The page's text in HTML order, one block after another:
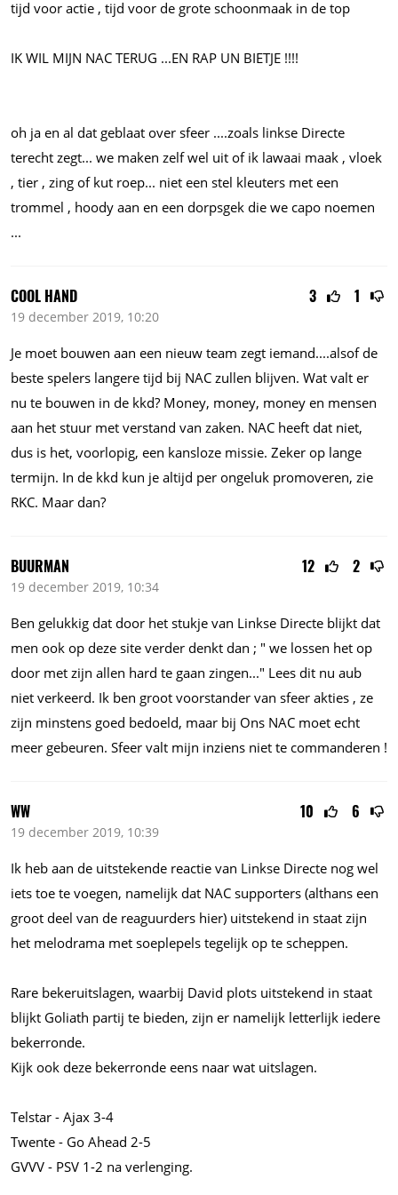
tijd voor actie , tijd voor de grote schoonmaak in de top
IK WIL MIJN NAC TERUG ...EN RAP UN BIETJE !!!!
oh ja en al dat geblaat over sfeer ....zoals linkse Directe
terecht zegt... we maken zelf wel uit of ik lawaai maak , vloek
, tier , zing of kut roep... niet een stel kleuters met een
trommel , hoody aan en een dorpsgek die we capo noemen
...
3 1
COOL HAND
19 december 2019, 10:20
Je moet bouwen aan een nieuw team zegt iemand....alsofde
beste spelers langere tijd bij NAC zullen blijven. Wat valt er
nu te bouwen in de kkd? Money, money, money en mensen
aan het stuur met verstand van zaken. NAC heeft dat niet,
dus is het, voorlopig, een kansloze missie. Zeker op lange
termijn. In de kkd kun je altijd per ongeluk promoveren, zie
RKC. Maar dan?
12 2
BUURMAN
19 december 2019, 10:34
Ben gelukkig dat door het stukje van Linkse Directe blijkt dat
men ook op deze site verder denkt dan ; " we lossen het op
door met zijn allen hard te gaan zingen..." Lees dit nu aub
niet verkeerd. Ik ben groot voorstander van sfeer akties , ze
zijn minstens goed bedoeld, maar bij Ons NAC moet echt
meer gebeuren. Sfeer valt mijn inziens niet te commanderen !
10 6
WW
19 december 2019, 10:39
Ik heb aan de uitstekende reactie van Linkse Directe nog wel
iets toe te voegen, namelijk dat NAC supporters (althans een
groot deel van de reaguurders hier) uitstekend in staat zijn
het melodrama met soeplepels tegelijk op te scheppen.
Rare bekeruitslagen, waarbij David plots uitstekend in staat
blijkt Goliath partij te bieden, zijn er namelijk letterlijk iedere
bekerronde.
Kijk ook deze bekerronde eens naar wat uitslagen.
Telstar - Ajax 3-4
Twente - Go Ahead 2-5
GVVV - PSV 1-2 na verlenging.